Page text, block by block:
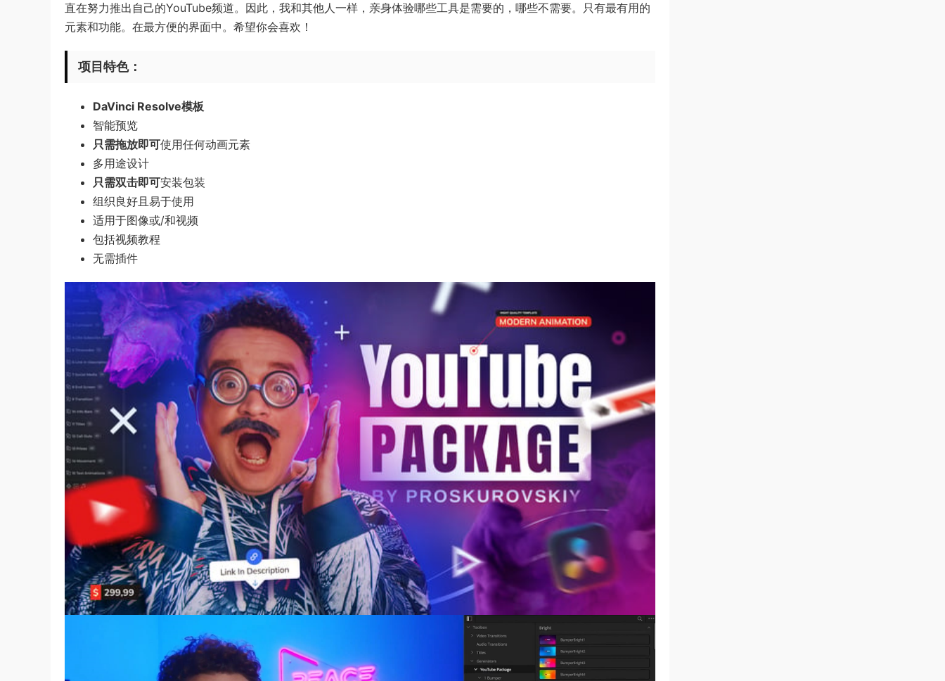
直在努力推出自己的YouTube频道。因此，我和其他人一样，亲身体验哪些工具是需要的，哪些不需要。只有最有用的
元素和功能。在最方便的界面中。希望你会喜欢！
项目特色：
DaVinci Resolve模板
智能预览
只需拖放即可使用任何动画元素
多用途设计
只需双击即可安装包装
组织良好且易于使用
适用于图像或/和视频
包括视频教程
无需插件